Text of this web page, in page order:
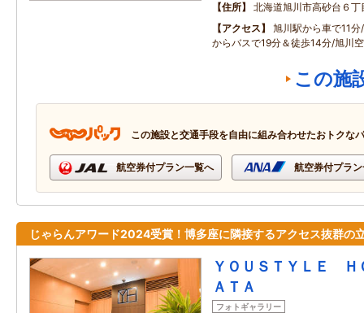
住所
北海道旭川市高砂台６
アクセス
旭川駅から車で11
からバスで19分＆徒歩14分/旭川
この施
この施設と交通手段を自由に組み合わせたおトクな
航空券付プラン一覧へ 航空券付プラ
じゃらんアワード2024受賞！博多座に隣接するアクセス抜群の
ＹＯＵＳＴＹＬＥ
ＡＴＡ
フォトギャラリー